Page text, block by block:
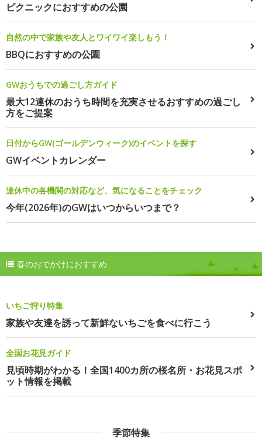
ピクニックにおすすめの公園
自然の中で家族や友人とワイワイ楽しもう！
BBQにおすすめの公園
GWおうちでの過ごし方ガイド
最大12連休のおうち時間を充実させるおすすめの過ごし
方をご提案
日付からGW(ゴールデンウィーク)のイベントを探す
GWイベントカレンダー
連休中の各機関の対応など、気になることをチェック
今年(2026年)のGWはいつからいつまで？
春のおでかけにおすすめ
いちご狩り特集
家族や友達を誘って新鮮ないちごを食べに行こう
全国お花見ガイド
見頃時期がわかる！全国1400カ所の桜名所・お花見スポ
ット情報を掲載
季節特集